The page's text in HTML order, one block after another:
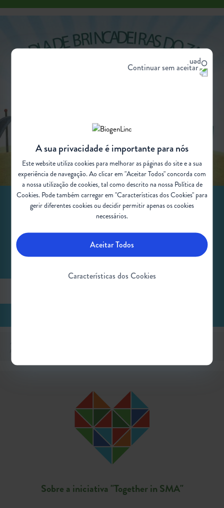
A sua privacidade é importante para nós
Este website utiliza cookies para melhorar as páginas do site e a sua
experiência de navegação. Ao clicar em "Aceitar Todos" concorda com
a nossa utilização de cookies, tal como descrito na nossa Política de
Cookies. Pode também carregar em "Características dos Cookies" para
gerir diferentes cookies ou decidir permitir apenas os cookies
necessários.
Aceitar Todos
Características dos Cookies
Continuar sem aceitar
O DIA DE BRINCADEIRAS DO ZAC
Conheça Zac, Ziggy, Oliver, Ping e outras personagens
divertidas nesta história infantil que fala sobre o jovem Zac e
como ele vive com SMA.
Sobre a iniciativa "Together in SMA"